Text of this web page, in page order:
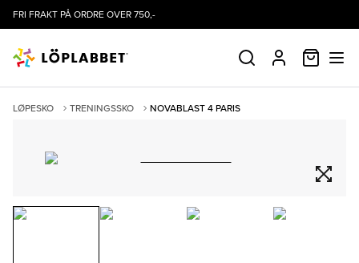
FRI FRAKT PÅ ORDRE OVER 750,-
SØK PROFIL
LØPESKO TRENINGSSKO NOVABLAST 4 PARIS